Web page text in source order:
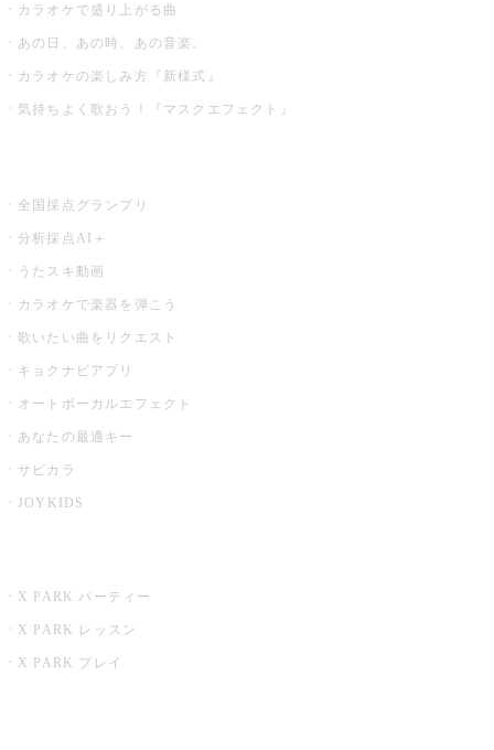
カラオケで盛り上がる曲
あの日、あの時、あの音楽。
カラオケの楽しみ方『新様式』
気持ちよく歌おう！『マスクエフェクト』
全国採点グランプリ
分析採点AI＋
うたスキ動画
カラオケで楽器を弾こう
歌いたい曲をリクエスト
キョクナビアプリ
オートボーカルエフェクト
あなたの最適キー
サビカラ
JOYKIDS
X PARK パーティー
X PARK レッスン
X PARK プレイ